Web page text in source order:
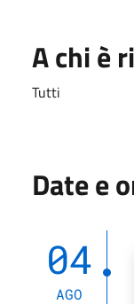
A chi è
Tutti
Date e
04
AGO